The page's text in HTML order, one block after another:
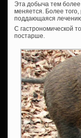
Эта добыча тем более
меняется. Более
поддающаяся
С гастрономической
постарше.